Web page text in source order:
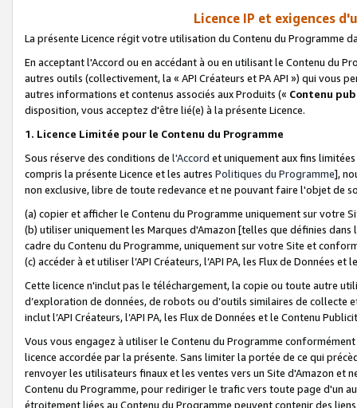
Licence IP et exigences
La présente Licence régit votre utilisation du Contenu du Programme
En acceptant l'Accord ou en accédant à ou en utilisant le Contenu du
autres outils (collectivement, la « API Créateurs et PA API ») qui vous
autres informations et contenus associés aux Produits (« Contenu
disposition, vous acceptez d'être lié(e) à la présente Licence.
1. Licence Limitée pour le Contenu du Programme
Sous réserve des conditions de l'Accord et uniquement aux fins
compris la présente Licence et les autres Politiques du Programme],
non exclusive, libre de toute redevance et ne pouvant faire l'objet de
(a) copier et afficher le Contenu du Programme uniquement sur votre
(b) utiliser uniquement les Marques d'Amazon [telles que définies dans
cadre du Contenu du Programme, uniquement sur votre Site et
(c) accéder à et utiliser l’API Créateurs, l’API PA, les Flux de Données
Cette licence n'inclut pas le téléchargement, la copie ou toute autre
d’exploration de données, de robots ou d’outils similaires de
inclut l’API Créateurs, l’API PA, les Flux de Données et le Contenu
Vous vous engagez à utiliser le Contenu du Programme
licence accordée par la présente. Sans limiter la portée de ce qui
renvoyer les utilisateurs finaux et les ventes vers un Site d'Amazon et
Contenu du Programme, pour rediriger le trafic vers toute page d'un
étroitement liées au Contenu du Programme peuvent contenir des